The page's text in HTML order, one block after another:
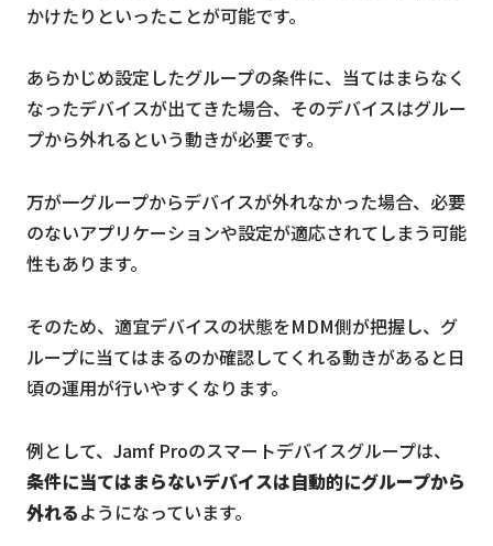
かけたりといったことが可能です。
あらかじめ設定したグループの条件に、当てはまらなく
なったデバイスが出てきた場合、そのデバイスはグルー
プから外れるという動きが必要です。
万が一グループからデバイスが外れなかった場合、必要
のないアプリケーションや設定が適応されてしまう可能
性もあります。
そのため、適宜デバイスの状態をMDM側が把握し、グ
ループに当てはまるのか確認してくれる動きがあると日
頃の運用が行いやすくなります。
例として、Jamf Proのスマートデバイスグループは、
条件に当てはまらないデバイスは自動的にグループから
外れるようになっています。